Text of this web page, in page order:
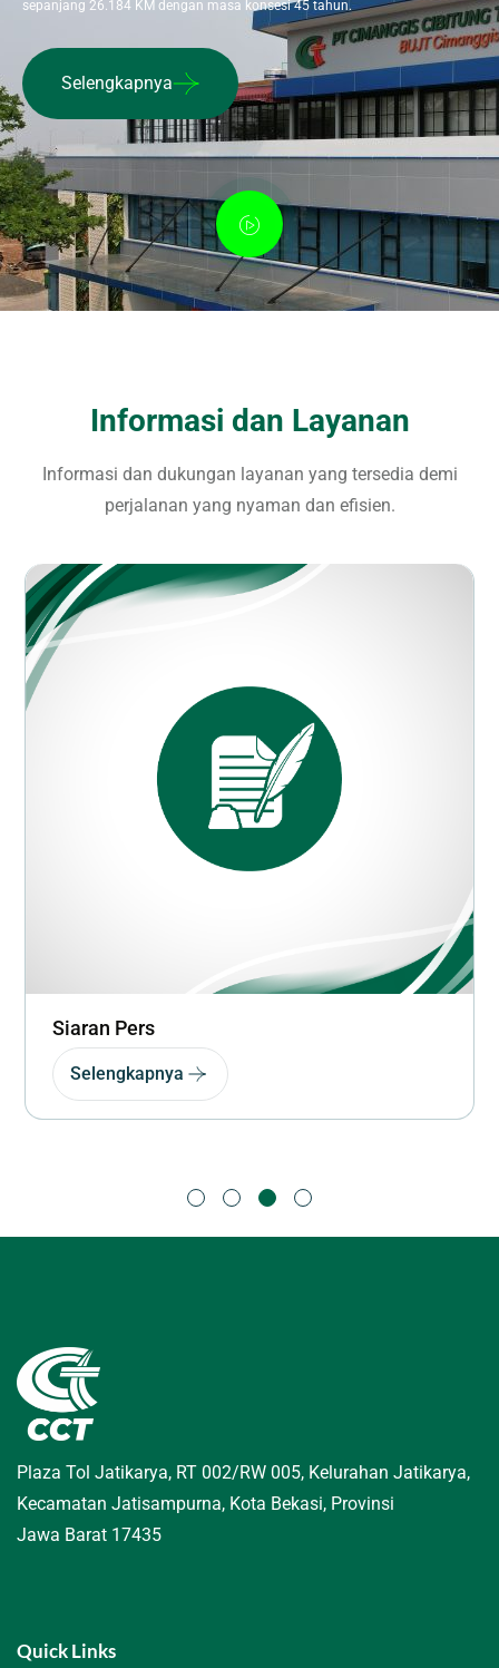
sepanjang 26.184 KM dengan masa konsesi 45 tahun.
Selengkapnya
Informasi dan Layanan
Informasi dan dukungan layanan yang tersedia demi
perjalanan yang nyaman dan efisien.
Siaran Pers
Selengkapnya
Plaza Tol Jatikarya, RT 002/RW 005, Kelurahan Jatikarya,
Kecamatan Jatisampurna, Kota Bekasi, Provinsi
Jawa Barat 17435
Quick Links